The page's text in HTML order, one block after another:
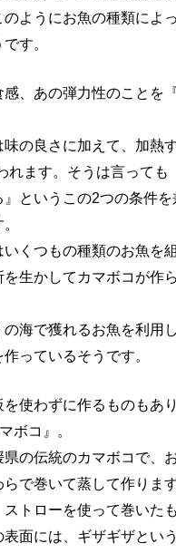
のようにお魚の種類によ
す。
感、あの弾力性のことを
の良さに加えて、加熱
れます。そうは言っても
というこの2つの条件
くつもの種類のお魚を
生かしてカマボコが作
の海で獲れるお魚を利用
っているそうです。
使わずに作るものもあ
ボコ』。
県の伝統のカマボコで、
で巻いて蒸して作ります
トローを使って巻いた
面には、ギザギザとい